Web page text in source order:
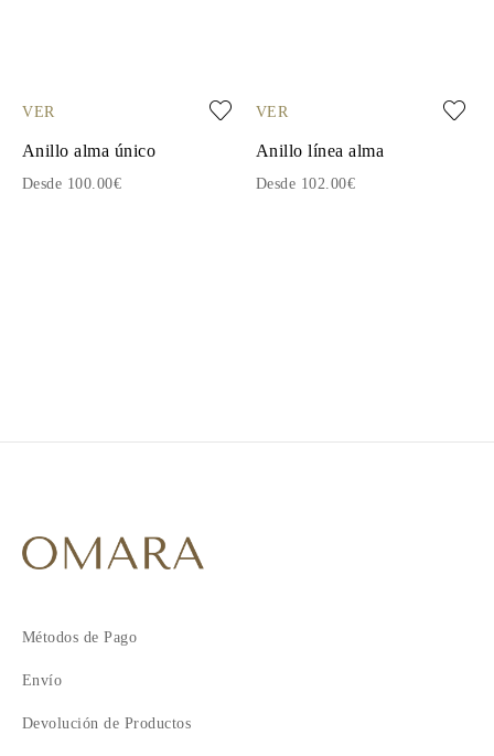
VER
Anillo alma único
Desde 100.00€
VER
Anillo línea alma
Desde 102.00€
Métodos de Pago
Envío
Devolución de Productos